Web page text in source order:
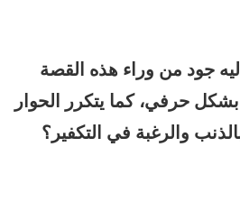
جود من وراء هذه القصة
حرفي، كما يتكرر الحوار
والرغبة في التكفير؟